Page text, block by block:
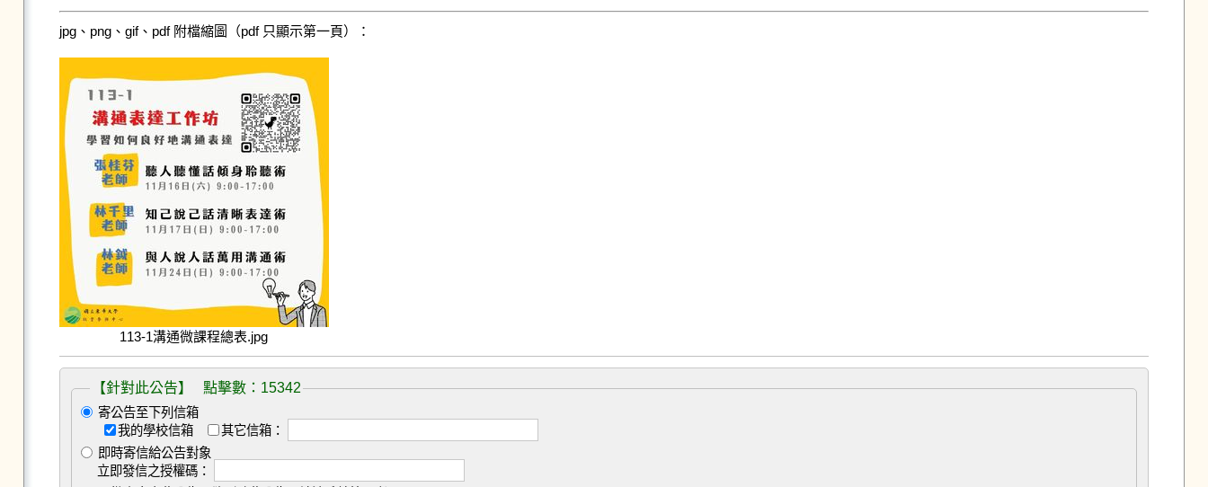
jpg、png、gif、pdf 附檔縮圖（pdf 只顯示第一頁）：
113-1溝通微課程總表.jpg
【針對此公告】 點擊數：15342
寄公告至下列信箱
我的學校信箱
其它信箱：
即時寄信給公告對象
立即發信之授權碼：